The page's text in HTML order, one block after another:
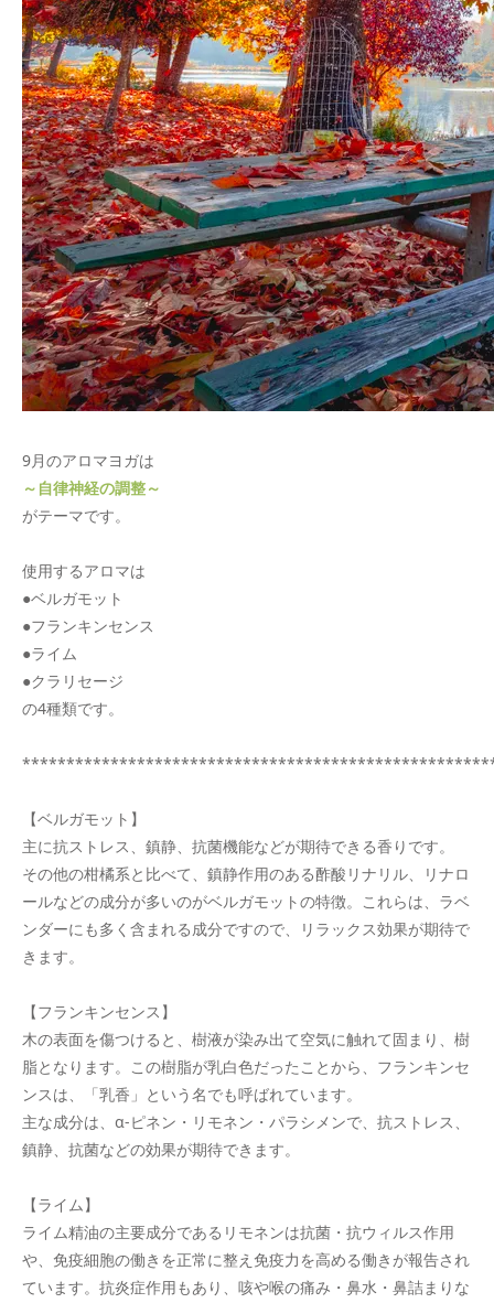
9月のアロマヨガは
～自律神経の調整～
がテーマです。
使用するアロマは
●ベルガモット
●フランキンセンス
●ライム
●クラリセージ
の4種類です。
【ベルガモット】
主に抗ストレス、鎮静、抗菌機能などが期待できる香りです。
その他の柑橘系と比べて、鎮静作用のある酢酸リナリル、リナロ
ールなどの成分が多いのがベルガモットの特徴。これらは、ラベ
ンダーにも多く含まれる成分ですので、リラックス効果が期待で
きます。
【フランキンセンス】
木の表面を傷つけると、樹液が染み出て空気に触れて固まり、樹
脂となります。この樹脂が乳白色だったことから、フランキンセ
ンスは、「乳香」という名でも呼ばれています。
主な成分は、α-ピネン・リモネン・パラシメンで、抗ストレス、
鎮静、抗菌などの効果が期待できます。
【ライム】
ライム精油の主要成分であるリモネンは抗菌・抗ウィルス作用
や、免疫細胞の働きを正常に整え免疫力を高める働きが報告され
ています。抗炎症作用もあり、咳や喉の痛み・鼻水・鼻詰まりな